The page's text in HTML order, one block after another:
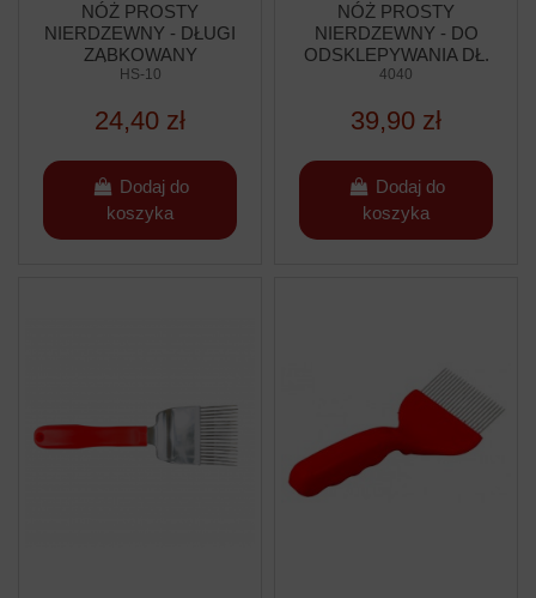
NÓŻ PROSTY
NIERDZEWNY - DŁUGI
ZĄBKOWANY
HS-10
24,40 zł
Dodaj do
koszyka
NÓŻ PROSTY
NIERDZEWNY - DO
ODSKLEPYWANIA DŁ.
34CM
4040
39,90 zł
Dodaj do
koszyka